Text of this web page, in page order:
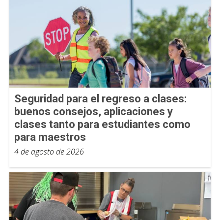
Seguridad para el regreso a clases:
buenos consejos, aplicaciones y
clases tanto para estudiantes como
para maestros
4 de agosto de 2026